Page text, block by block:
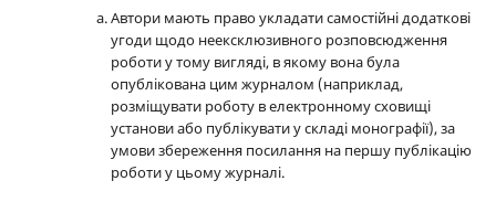
Автори мають право укладати самостійні додаткові
угоди щодо неексклюзивного розповсюдження
роботи у тому вигляді, в якому вона була
опублікована цим журналом (наприклад,
розміщувати роботу в електронному сховищі
установи або публікувати у складі монографії), за
умови збереження посилання на першу публікацію
роботи у цьому журналі.